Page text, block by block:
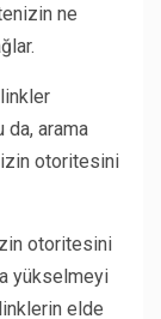
ne
arama
otoritesini
otoritesini
yükselmeyi
elde